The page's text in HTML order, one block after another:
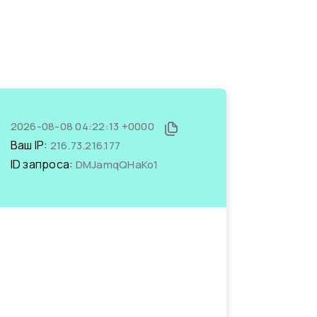
2026-08-08 04:22:13 +0000
Ваш IP: 216.73.216.177
ID запроса: DMJamqQHaKo1